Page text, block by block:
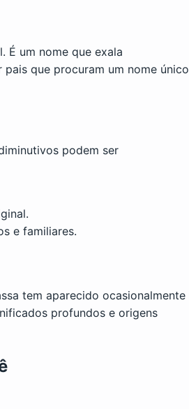
É um nome que exala
que procuram um nome único
podem ser
e familiares.
tem aparecido ocasionalmente
profundos e origens